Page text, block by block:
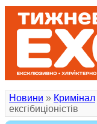
Новини » Кримінал
ексгібиціоністів